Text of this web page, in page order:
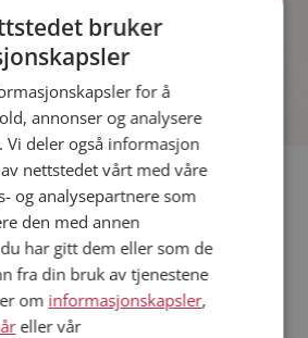
detaljer om de single.
bruker
for å
annonser og analysere
Vi deler også informasjon
nettstedet vårt med våre
og analysepartnere som
den med annen
har gitt dem eller som de
fra din bruk av tjenestene
om informasjonskapsler,
eller vår